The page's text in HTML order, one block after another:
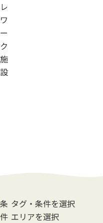
レ
ワ
ー
ク
施
設
条
件
タグ・条件を選択
エリアを選択